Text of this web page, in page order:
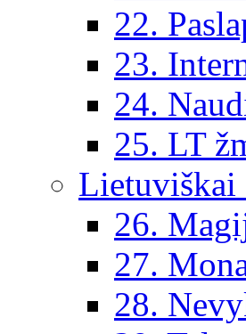
22.
23.
24.
25. LT
Lietuviškai
26.
27.
28.